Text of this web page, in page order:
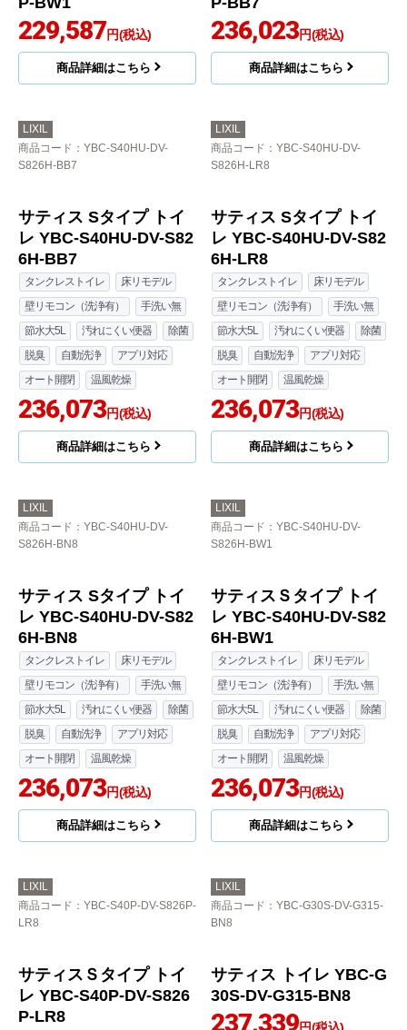
サティスＳタイプ トイ
レ YBC-S40P-DV-S826
P-BW1
商品詳細はこちら
サティスＳタイプ トイ
レ YBC-S40P-DV-S826
P-BB7
商品詳細はこちら
LIXIL
商品コード：YBC-S40HU-DV-
S826H-BB7
サティス Sタイプ トイ
レ YBC-S40HU-DV-S82
タンクレストイレ
床リモデル
壁リモコン（洗浄有）
手洗い無
節水大5L
脱臭
自動洗浄
アプリ対応
オート開閉
温風乾燥
236,073 円(税込)
商品詳細はこちら
LIXIL
商品コード：YBC-S40HU-DV-
S826H-LR8
サティス Sタイプ トイ
レ YBC-S40HU-DV-S82
タンクレストイレ
床リモデル
壁リモコン（洗浄有）
手洗い無
節水大5L
脱臭
自動洗浄
アプリ対応
オート開閉
温風乾燥
236,073 円(税込)
商品詳細はこちら
商品コード：YBC-S40HU-DV-
商品コード：YBC-S40HU-DV-